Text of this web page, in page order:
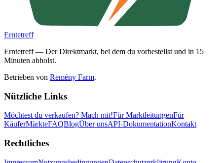
Erntetreff
Erntetreff — Der Direktmarkt, bei dem du vorbestellst und in 15
Minuten abholst.
Betrieben von Remény Farm.
Nützliche Links
Möchtest du verkaufen? Mach mit!Für MarktleitungenFür
KäuferMärkteFAQBlogÜber unsAPI-DokumentationKontakt
Rechtliches